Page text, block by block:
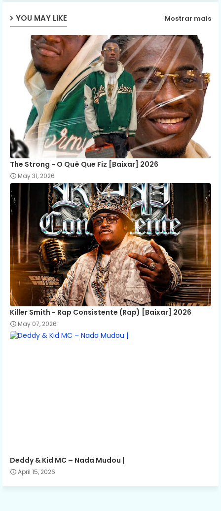
YOU MAY LIKE Mostrar mais
The Strong - O Quê Que Fiz [Baixar] 2026
May 31, 2026
Killer Smith - Rap Consistente (Rap) [Baixar] 2026
May 07, 2026
Deddy & Kid MC – Nada Mudou |
April 15, 2026